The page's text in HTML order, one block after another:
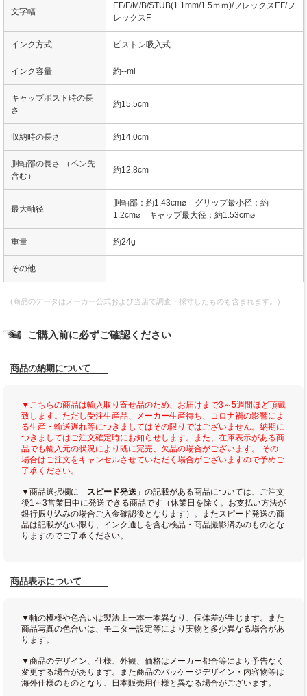
文字幅
EF/F/M/B/STUB(1.1mm/1.5ｍｍ)/フレックスEF/フ
レックスF
インク方式 ピストン吸入式
インク容量 約--ml
キャップポスト時の長
さ
約15.5cm
収納時の長さ 約14.0cm
胴軸部の長さ （ペン先
含む）
約12.8cm
最大軸径
胴軸部：約1.43cm⌀ グリップ最小径：約
1.2cm⌀ キャップ最大径：約1.53cm⌀
重量 約24g
その他 --
(商品のデータはメーカー公式および当店で調査・採寸したものも含まれます。）
ご購入前に必ずご確認ください
商品の納期について
▼こちらの商品は輸入取り寄せ品のため、お届けまで3～5週間ほど頂戴
致します。ただし受注生産品、メーカー生産待ち、コロナ禍の影響によ
る生産・輸送遅れ等につきましてはその限りではございません。納期に
つきましてはご注文確定時にお知らせします。また、在庫表示がある商
品でも輸入元の状況により既に完売、欠品の場合がございます。 その
場合はご注文をキャンセルさせていただく場合がございますので予めご
了承ください。
▼商品選択欄に「 スピード発送 」の記載がある商品については、ご注文
後1～3営業日中に発送できる商品です（休業日を除く。お支払い方法が
銀行振り込みの場合ご入金確認後となります）。またスピード発送の商
品は記載がない限り、インク通しを含む検品・商品撮影済みのものとな
りますのでご了承ください。
商品表示について
▼軸の模様や色合いは製法上一本一本異なり、個体差が生じます。また
商品写真の色合いは、モニター設定等により実物と多少異なる場合があ
ります。
▼商品のデザイン、仕様、外観、価格はメーカー都合等により予告なく
変更する場合があります。また商品のパッケージデザイン・内容物等は
海外仕様のものとなり、日本販売用仕様と異なる場合がございます。